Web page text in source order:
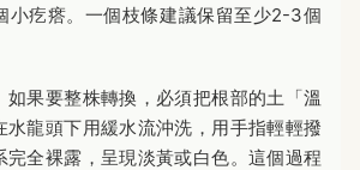
小疙瘩。一個枝條建議保留至少2-3個
如果要整株轉換，必須把根部的土「溫
水龍頭下用緩水流沖洗，用手指輕輕撥
完全裸露，呈現淡黃或白色。這個過程